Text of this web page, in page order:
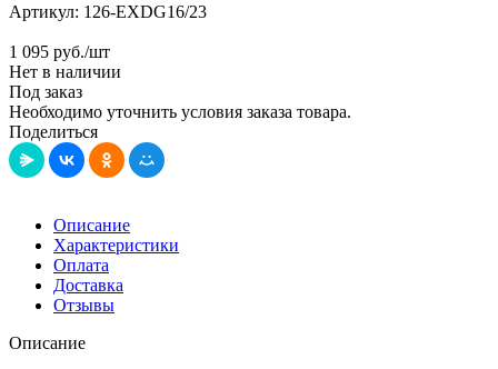
Артикул: 126-EXDG16/23
1 095 руб./шт
Нет в наличии
Под заказ
Необходимо уточнить условия заказа товара.
Поделиться
Описание
Характеристики
Оплата
Доставка
Отзывы
Описание